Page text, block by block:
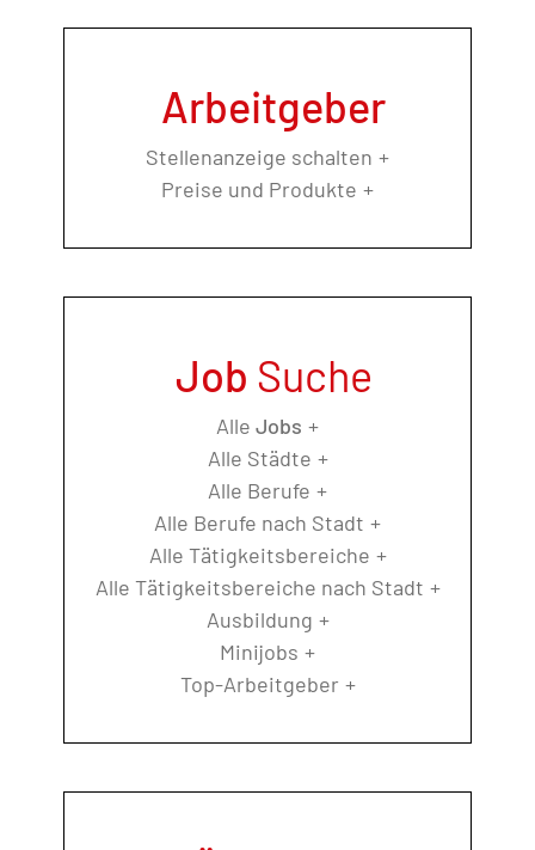
Arbeitgeber
Stellenanzeige schalten
Preise und Produkte
Job Suche
Alle Jobs
Alle Städte
Alle Berufe
Alle Berufe nach Stadt
Alle Tätigkeitsbereiche
Alle Tätigkeitsbereiche nach Stadt
Ausbildung
Minijobs
Top-Arbeitgeber